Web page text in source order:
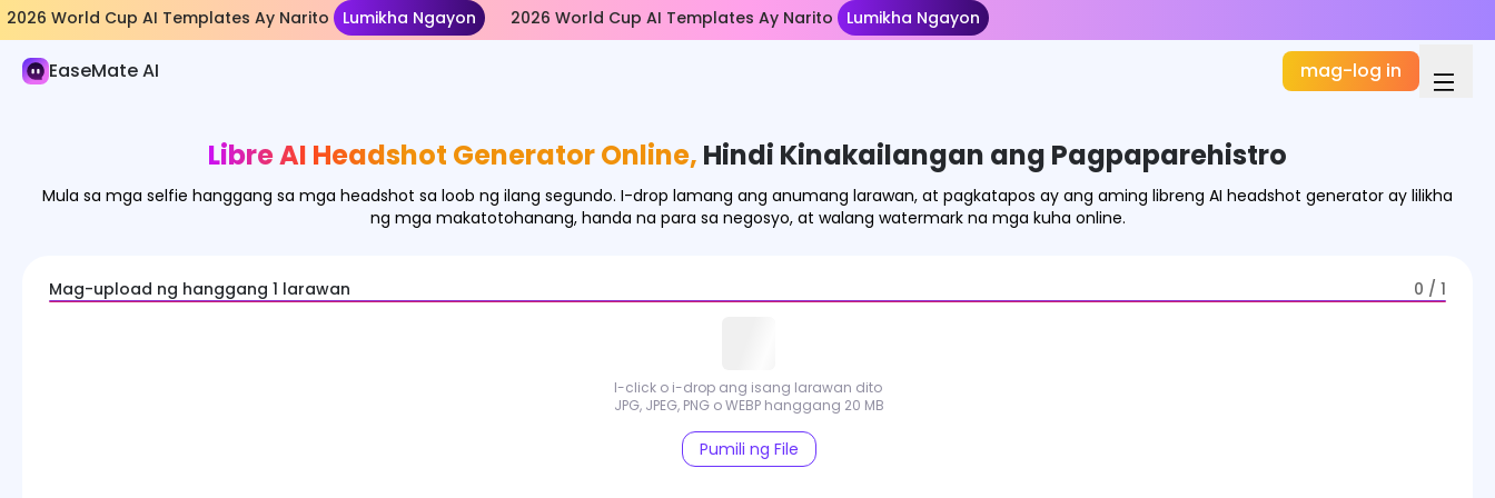
2026 World Cup AI Templates Ay Narito Lumikha Ngayon 2026 World Cup AI Templates Ay Narito Lumikha Ngayon
EaseMate AI mag-log in
AI Larawan
Generator ng Imahe
Tagapag-convert ng ImaheLibre AI Headshot Generator Online, Hindi Kinakailangan ang Pagpaparehistro
Mula sa mga selfie hanggang sa mga headshot sa loob ng ilang segundo. I-drop lamang ang anumang larawan, at pagkatapos ay ang aming libreng AI headshot generator ay lilikha
ng mga makatotohanang, handa na para sa negosyo, at walang watermark na mga kuha online.
Mag-upload ng hanggang 1 larawan 0 / 1
I-click o i-drop ang isang larawan dito
JPG, JPEG, PNG o WEBP hanggang 20 MB
Pumili ng File